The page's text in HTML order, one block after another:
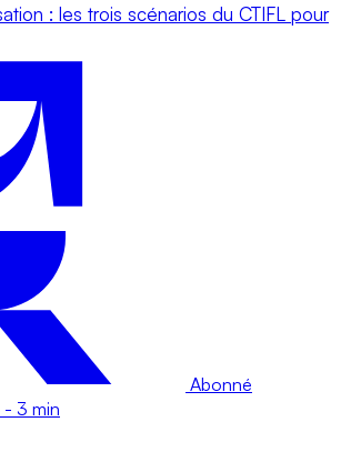
: les trois scénarios du CTIFL pour
Abonné
- 3 min